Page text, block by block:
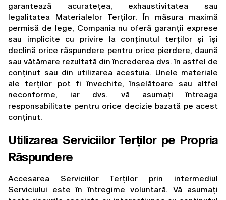
garantează acuratețea, exhaustivitatea sau
legalitatea Materialelor Terților. În măsura maximă
permisă de lege, Compania nu oferă garanții exprese
sau implicite cu privire la conținutul terților și își
declină orice răspundere pentru orice pierdere, daună
sau vătămare rezultată din încrederea dvs. în astfel de
conținut sau din utilizarea acestuia. Unele materiale
ale terților pot fi învechite, înșelătoare sau altfel
neconforme, iar dvs. vă asumați întreaga
responsabilitate pentru orice decizie bazată pe acest
conținut.
Utilizarea Serviciilor Terților pe Propria
Răspundere
Accesarea Serviciilor Terților prin intermediul
Serviciului este în întregime voluntară. Vă asumați